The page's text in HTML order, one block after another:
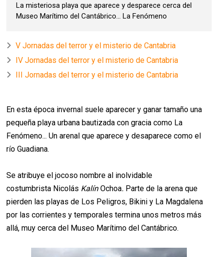
La misteriosa playa que aparece y desparece cerca del
Museo Marítimo del Cantábrico... La Fenómeno
V Jornadas del terror y el misterio de Cantabria
IV Jornadas del terror y el misterio de Cantabria
III Jornadas del terror y el misterio de Cantabria
En esta época invernal suele aparecer y ganar tamaño una
pequeña playa urbana bautizada con gracia como La
Fenómeno... Un arenal que aparece y desaparece como el
río Guadiana.
Se atribuye el jocoso nombre al inolvidable
costumbrista Nicolás KalínOchoa. Parte de la arena que
pierden las playas de Los Peligros, Bikini y La Magdalena
por las corrientes y temporales termina unos metros más
allá, muy cerca del Museo Marítimo del Cantábrico.